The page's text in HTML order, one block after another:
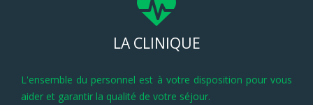
LA CLINIQUE
L'ensemble du personnel est à votre disposition pour vous
aider et garantir la qualité de votre séjour.